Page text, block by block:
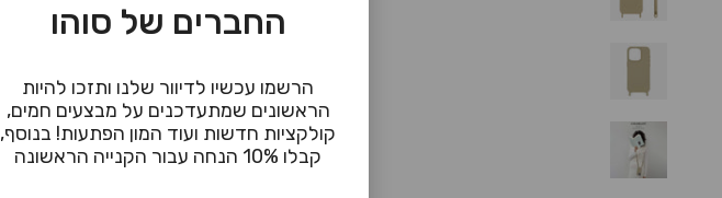
החברים של סוהו
הרשמו עכשיו לדיוור שלנו ותזכו להיות
הראשונים שמתעדכנים על מבצעים חמים,
קולקציות חדשות ועוד המון הפתעות! בנוסף,
קבלו 10% הנחה עבור הקנייה הראשונה